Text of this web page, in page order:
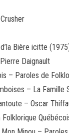
Bière icitte
Daignault
– Paroles de
– La Famille
– Oscar
Folklorique